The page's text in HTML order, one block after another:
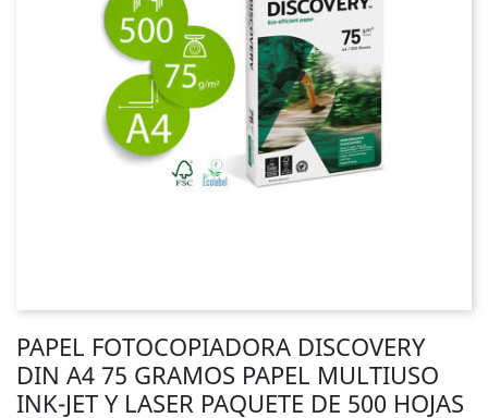
PAPEL FOTOCOPIADORA DISCOVERY
DIN A4 75 GRAMOS PAPEL MULTIUSO
INK-JET Y LASER PAQUETE DE 500 HOJAS